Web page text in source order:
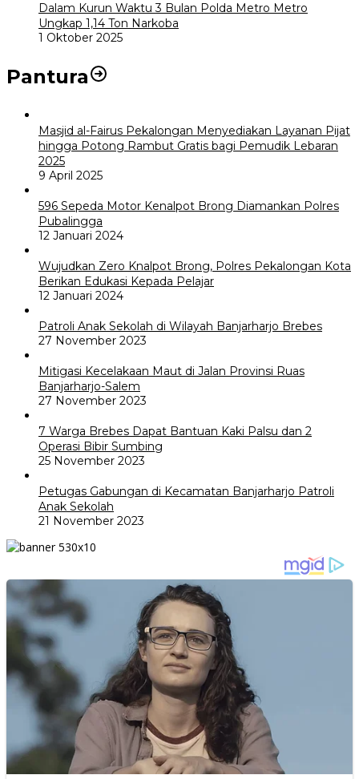
Dalam Kurun Waktu 3 Bulan Polda Metro Metro
Ungkap 1,14 Ton Narkoba
1 Oktober 2025
Pantura
Masjid al-Fairus Pekalongan Menyediakan Layanan Pijat
hingga Potong Rambut Gratis bagi Pemudik Lebaran
2025
9 April 2025
596 Sepeda Motor Kenalpot Brong Diamankan Polres
Pubalingga
12 Januari 2024
Wujudkan Zero Knalpot Brong, Polres Pekalongan Kota
Berikan Edukasi Kepada Pelajar
12 Januari 2024
Patroli Anak Sekolah di Wilayah Banjarharjo Brebes
27 November 2023
Mitigasi Kecelakaan Maut di Jalan Provinsi Ruas
Banjarharjo-Salem
27 November 2023
7 Warga Brebes Dapat Bantuan Kaki Palsu dan 2
Operasi Bibir Sumbing
25 November 2023
Petugas Gabungan di Kecamatan Banjarharjo Patroli
Anak Sekolah
21 November 2023